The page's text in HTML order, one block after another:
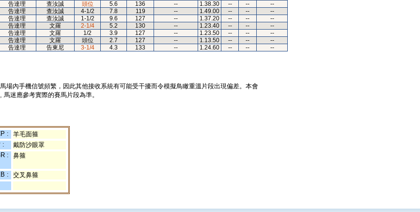
告達理 查汝誠 頭位 5.6 136 -- 1.38.30 -- --
--
告達理 查汝誠 4-1/2 7.8 119 -- 1.49.00 -- --
--
告達理 查汝誠 1-1/2 9.6 127 -- 1.37.20 -- --
--
告達理 文羅 2-1/4 5.2 130 -- 1.23.40 -- --
--
告達理 文羅 1/2 3.9 127 -- 1.23.50 -- --
--
告達理 文羅 頭位 2.7 127 -- 1.13.50 -- --
--
告達理 告東尼 3-1/4 4.3 133 -- 1.24.60 -- -- --
內手機信號頻繁，因此其他接收系統有可能受干擾而令模擬鳥瞰重溫片段出現偏差。本會
迷應參考實際的賽馬片段為準。
:
羊毛面箍
:
戴防沙眼罩
: 鼻箍
:
交叉鼻箍